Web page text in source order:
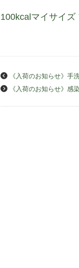
100kcalマイサイ
《入荷のお知らせ》手
《入荷のお知らせ》感